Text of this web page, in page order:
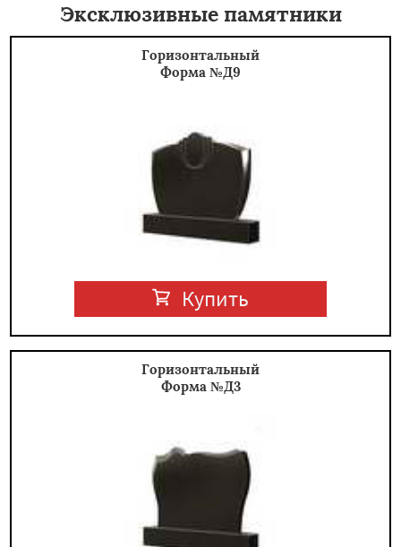
Эксклюзивные памятники
Горизонтальный
Форма №Д9
Купить
Горизонтальный
Форма №Д3